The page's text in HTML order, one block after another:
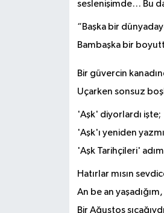
seslenişimde… Bu
“Başka bir
Bambaşka bir
Bir güvercin
Uçarken sonsuz
'Aşk' diyorlardı işte;
'Aşk'ı yeniden
'Aşk Tarihçileri'
Hatırlar mısın
An be an yaşadığım,
Bir Ağustos